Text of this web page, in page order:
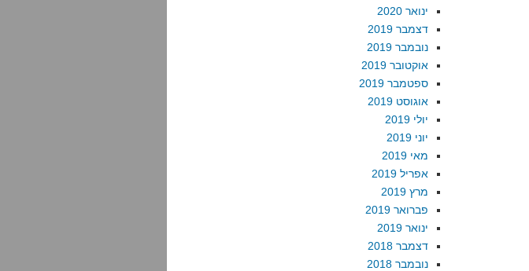
ינואר 2020
דצמבר 2019
נובמבר 2019
אוקטובר 2019
ספטמבר 2019
אוגוסט 2019
יולי 2019
יוני 2019
מאי 2019
אפריל 2019
מרץ 2019
פברואר 2019
ינואר 2019
דצמבר 2018
נובמבר 2018